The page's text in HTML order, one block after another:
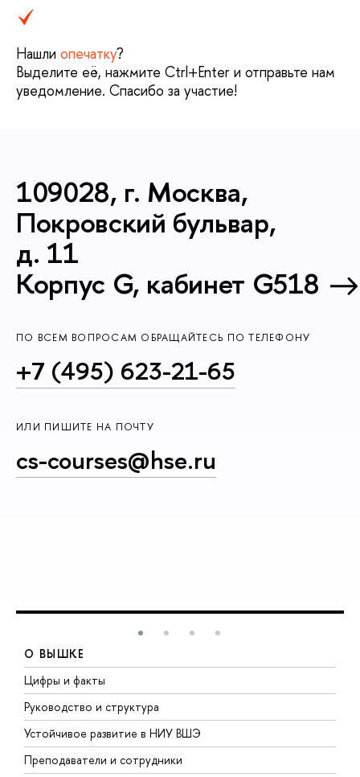
Нашли опечатку?
ыделите её, нажмите Ctrl+Enter и отправьте нам
уведомление. Спасибо за участие!
109028, г. Москва,
Покровский бульвар,
д. 11
Корпус G, кабинет G518
ПО ВСЕМ ВОПРОСАМ ОБРАЩАЙТЕСЬ ПО ТЕЛЕФОНУ
+7 (495) 623-21-65
ИЛИ ПИШИТЕ НА ПОЧТУ
cs-courses@hse.ru
О ВЫШКЕ
Цифры и факты
Руководство и структура
Устойчивое развитие в НИУ ВШЭ
Преподаватели и сотрудники